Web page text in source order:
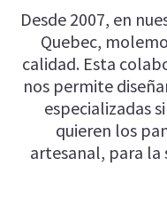
Desde 2007, en
Quebec,
calidad. Esta
nos permite
especializadas
quieren los
artesanal, para la